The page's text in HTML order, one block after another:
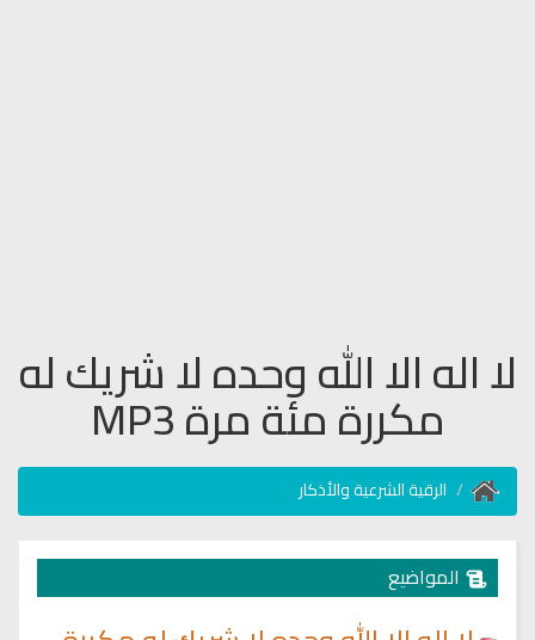
لا اله الا الله وحده لا شريك له
مكررة مئة مرة MP3
الرقية الشرعية والأذكار
المواضيع